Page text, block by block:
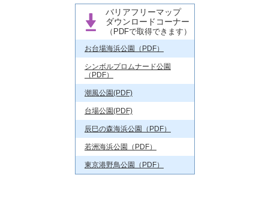
バリアフリーマップ
ダウンロードコーナー
（PDFで取得できます）
お台場海浜公園（PDF）
シンボルプロムナード公園
（PDF）
潮風公園(PDF)
台場公園(PDF)
辰巳の森海浜公園（PDF）
若洲海浜公園（PDF）
東京港野鳥公園（PDF）